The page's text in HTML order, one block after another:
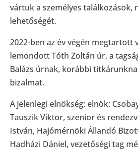
vártuk a személyes találkozások,
lehetőségét.
2022-ben az év végén megtartott
lemondott Tóth Zoltán úr, a
Balázs úrnak, korábbi
bizalmat.
A jelenlegi elnökség: elnök:
Tauszik Viktor, szenior és
István, Hajómérnöki Állandó
Hadházi Dániel, vezetőségi tag